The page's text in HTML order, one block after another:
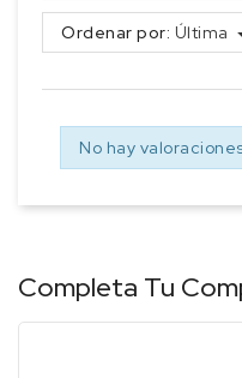
Ordenar por: Última
No hay
Completa Tu